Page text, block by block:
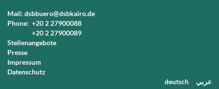
Mail: dsbbuero@dsbkairo.de
Phone: +20 2 27900088
+20 2 27900089
Stellenangebote
Presse
Impressum
Datenschutz
deutsch
عربي